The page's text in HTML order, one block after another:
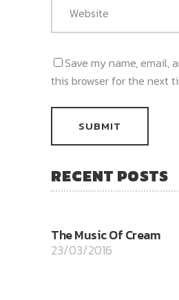
Save my name, email,
this browser for the next
RECENT POSTS
The Music Of Cream
23/03/2016